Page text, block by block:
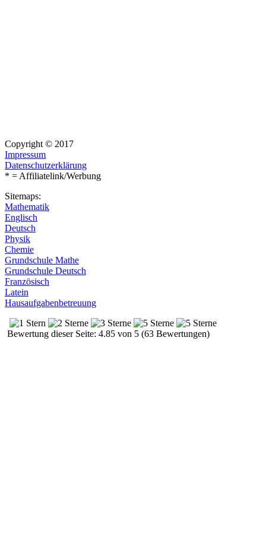
Copyright © 2017
Impressum
Datenschutzerklärung
* = Affiliatelink/Werbung
Sitemaps:
Mathematik
Englisch
Deutsch
Physik
Chemie
Grundschule Mathe
Grundschule Deutsch
Französisch
Latein
Hausaufgabenbetreuung
Bewertung dieser Seite: 4.85 von 5 (63 Bewertungen)